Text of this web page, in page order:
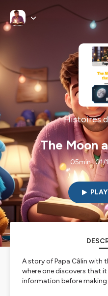
Histoires
The Moon
05min | 01/
PLAY
A story of Papa Câlin with
where one discovers that
information before